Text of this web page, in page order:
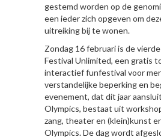
gestemd worden op de
een ieder zich opgeven om
uitreiking bij te wonen.
Zondag 16 februari is de
Festival Unlimited, een gratis
interactief funfestival voor
verstandelijke beperking en
evenement, dat dit jaar
Olympics, bestaat uit
zang, theater en (klein)kunst
Olympics. De dag wordt